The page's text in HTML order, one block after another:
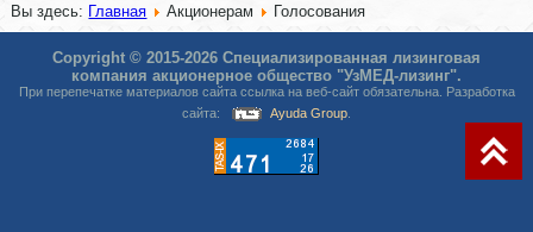
Вы здесь: Главная Акционерам Голосования
Copyright © 2015-2026 Специализированная лизинговая
компания акционерное общество "УзМЕД-лизинг".
При перепечатке материалов сайта ссылка на веб-сайт обязательна. Разработка
сайта:
Ayuda Group